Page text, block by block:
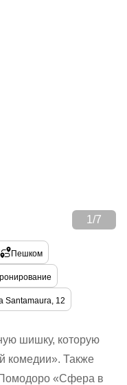
1 /7
Пешком
Santamaura, 12
шишку, которую
комедии». Также
Помодоро «Сфера в